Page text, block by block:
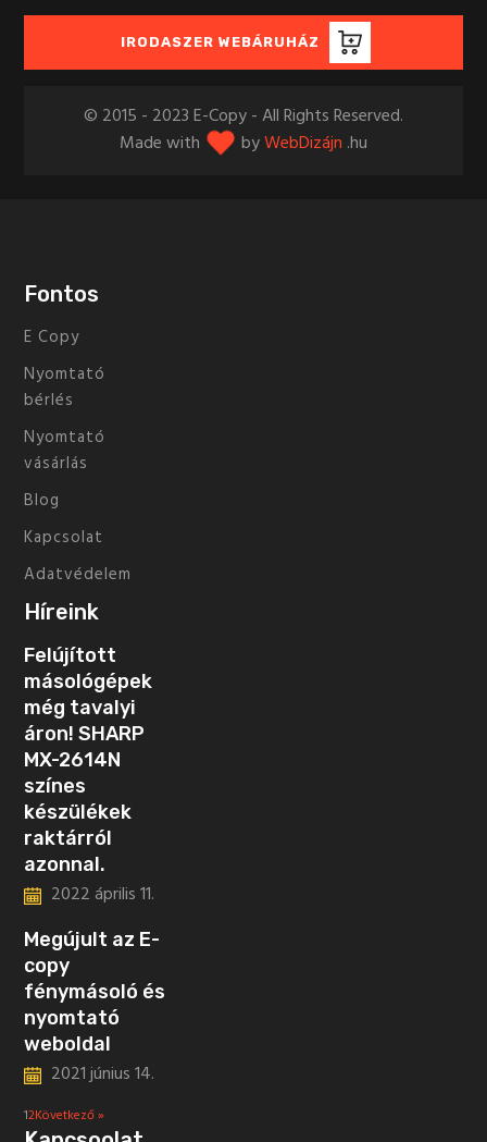
IRODASZER WEBÁRUHÁZ
© 2015 - 2023 E-Copy - All Rights Reserved.
Made with
byWebDizájn .hu
Fontos
E Copy
Nyomtató
bérlés
Nyomtató
vásárlás
Blog
Kapcsolat
Adatvédelem
Híreink
Felújított
másológépek
még tavalyi
áron! SHARP
MX-2614N
színes
készülékek
raktárról
azonnal.
2022 április 11.
Megújult az E-
copy
fénymásoló és
nyomtató
weboldal
2021 június 14.
12Következő »